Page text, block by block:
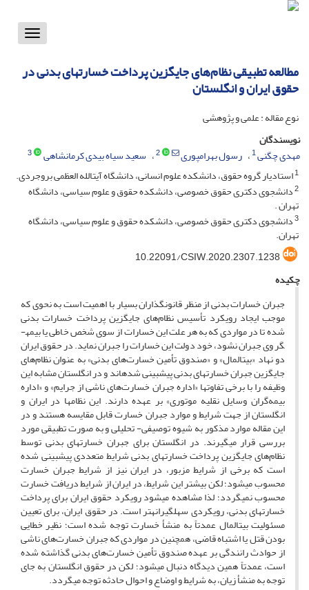
Toggle
مطالعه تطبیقی نظام‌های جایگزین پرداخت خسارت‎‎های بدنی در
حقوق ایران و انگلستان
نوع مقاله : علمی و پژوهشی
نویسندگان
مهدی چگنی1 رسول بهرامپوری 2 سعید سیاه بیدی کرمانشاهی
3
1استادیار گروه حقوق، دانشکده علوم انسانی، دانشگاه آیت‎الله العظمی بروجردی.
2دانشجوی دکتری حقوق خصوصی، دانشکده حقوق و علوم سیاسی، دانشگاه
تهران .
3دانشجوی دکتری حقوق خصوصی، دانشکده حقوق و علوم سیاسی، دانشگاه
تهران.
10.22091/CSIW.2020.2307.1238
چکیده
جبران خسارات بدنی از منظر قانون­گذاران بسیار با اهمیت است به نحوی که
موجب ایجاد رویکرد تأسیس نظام‌های جایگزین پرداخت خسارات بدنی
شده تا در مواردی که به هر علت این خسارات از سوی شخص خاطی یا بیمه­­
گر وی جبران نشود، خود دولت این خسارات را جبران نماید. در حقوق ایران
دو نهاد «بیت‏المال» و «صندوق تأمین خسارت‌های بدنی» به عنوان نظام‌های
جایگزین جبران خسارت‎های بدنی پیش‎بینی شده‎اند و در انگلستان مشابه این
وظیفه را با برخی تفاوت­ها «اداره جبران خسارت‌های ناشی از جرایم» و «اداره
بیمه‌گران وسایل نقلیه موتوری» بر عهده دارند. این نظام‎ها در ایران و
انگلستان از جهت شرایط و موارد جبران خسارت قابل مقایسه هستند و در
این مقاله موارد مذکور به شیوه توصیفی- تحلیلی و به صورت تطبیقی مورد
بررسی قرار می‎گیرند. در انگلستان برای جبران خسارت‎های بدنی توسط
نظام‌های جایگزین پرداخت خسارت‎های بدنی شرایط متعددی پیش‎بینی شده
است که برخی از شرایط مزبور، در ایران نیز از شرایط جبران خسارت
محسوب می‎شود؛ لکن بیشتر این شرایط، در ایران از شرایط دریافت خسارت
محسوب نمی‎گردد؛ لذا مشاهده می‎شود رویکرد حقوق ایران برای پرداخت
خسارت‎های بدنی، رویکردی سهل‏گیرانه‎تر است. در حقوق ایران، برای تعیین
مسئولیت بیت‏المال عمدتاً به منشأ خسارت توجه شده است؛ نظیر خطایی
بودن قتل یا اشتباه قاضی، همچنین در مواردی که جبران خسارت‌های ناشی
از حوادث رانندگی بر عهده صندوق تأمین خسارت‌های بدنی گذاشته شده
است، عمدتاً همین دیدگاه دنبال می‎شود؛ لکن در حقوق انگلستان به ­جای
توجه به منشأ زیان، به شرایط و اوضاع و احوال حادثه توجه می‎گردد.